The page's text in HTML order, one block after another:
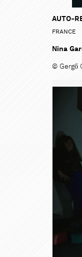
AUTO-
FRANCE
Nina
© Gergő